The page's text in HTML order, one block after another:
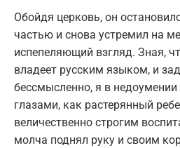
Обойдя церковь, он
частью и снова устремил на
испепеляющий взгляд. Зная,
владеет русским языком, и
бессмысленно, я в
глазами, как растерянный
величественно строгим
молча поднял руку и своим